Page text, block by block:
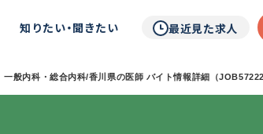
知りたい・聞きたい 最近見た求人
一般内科・総合内科/香川県の医師 バイト情報詳細（